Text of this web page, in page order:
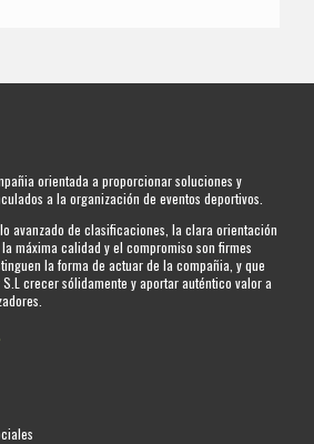
orientada a proporcionar soluciones y
a la organización de eventos deportivos.
avanzado de clasificaciones, la clara orientación
máxima calidad y el compromiso son firmes
la forma de actuar de la compañia, y que
crecer sólidamente y aportar auténtico valor a